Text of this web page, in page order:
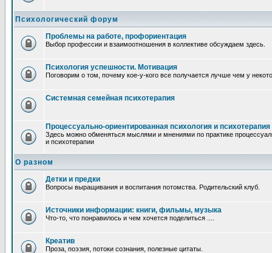
Психологический форум
Проблемы на работе, профориентация
Выбор профессии и взаимоотношения в коллективе обсуждаем здесь.
Психология успешности. Мотивация
Поговорим о том, почему кое-у-кого все получается лучше чем у
Системная семейная психотерапия
Процессуально-ориентированная психология и психотерапия
Здесь можно обменяться мыслями и мнениями по практике
и психотерапии
О разном
Детки и предки
Вопросы выращивания и воспитания потомства. Родительский клуб.
Источники информации: книги, фильмы, музыка
Что-то, что понравилось и чем хочется поделиться ....
Креатив
Проза, поэзия, потоки сознания, полезные цитаты.